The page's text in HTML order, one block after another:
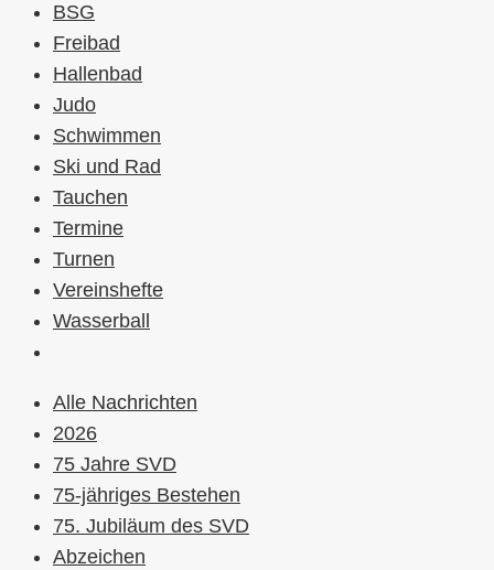
BSG
Freibad
Hallenbad
Judo
Schwimmen
Ski und Rad
Tauchen
Termine
Turnen
Vereinshefte
Wasserball
Alle Nachrichten
2026
75 Jahre SVD
75-jähriges Bestehen
75. Jubiläum des SVD
Abzeichen